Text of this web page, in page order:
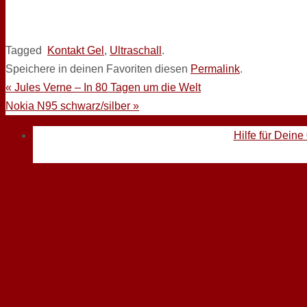
Tagged Kontakt Gel , Ultraschall .
Speichere in deinen Favoriten diesen Permalink.
« Jules Verne – In 80 Tagen um die Welt
Nokia N95 schwarz/silber »
Hilfe für Deine